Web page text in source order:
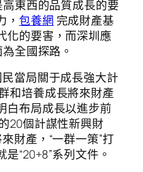
高東西的品質成長的要
， 包養網 完成財產基
化的要害，而深圳應
全國探路。
當局關于成長強大計
和培養成長將來財產
白布局成長以進步前
20個計謀性新興財
財產，“一群一策”打
“20+8”系列文件。